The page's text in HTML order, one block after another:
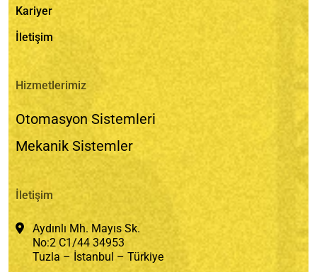
Kariyer
İletişim
Hizmetlerimiz
Otomasyon Sistemleri
Mekanik Sistemler
İletişim
Aydınlı Mh. Mayıs Sk.
No:2 C1/44 34953
Tuzla – İstanbul – Türkiye